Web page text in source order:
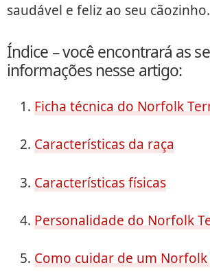
saudável e feliz ao seu cãozinho.
Índice – você encontrará as
informações nesse artigo:
Ficha técnica do Norfolk
Características da raça
Características físicas
Personalidade do Norfolk
Como cuidar de um